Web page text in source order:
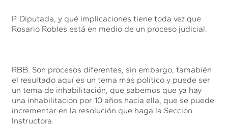
P. Diputada, y qué implicaciones tiene toda vez que
Rosario Robles está en medio de un proceso judicial.
RBB. Son procesos diferentes, sin embargo, tamabién
el resultado aquí es un tema más político y puede ser
un tema de inhabilitación, que sabemos que ya hay
una inhabilitación por 10 años hacia ella, que se puede
incrementar en la resolución que haga la Sección
Instructora.